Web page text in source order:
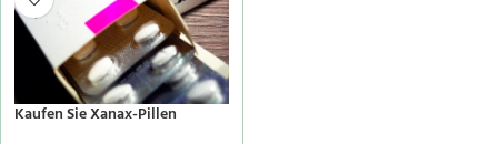
Kaufen Sie Xanax-Pillen